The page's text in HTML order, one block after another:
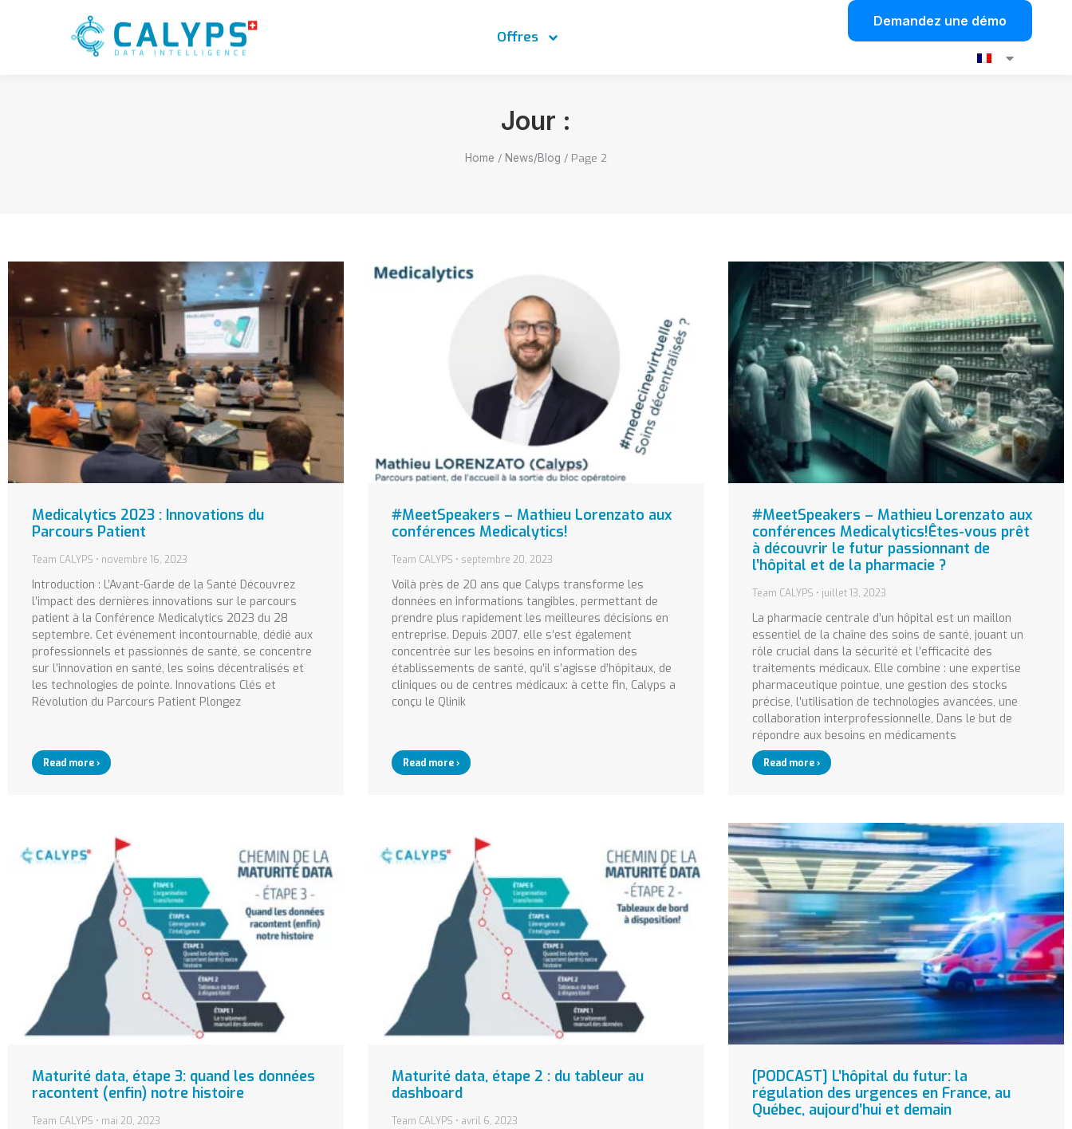
Offres
Demandez une démo
Jour :
Home / News/Blog / Page 2
Medicalytics 2023 : Innovations du
Parcours Patient
Team CALYPS novembre 16, 2023
Introduction : L’Avant-Garde de la Santé Découvrez
l’impact des dernières innovations sur le parcours
patient à la Conférence Medicalytics 2023 du 28
septembre. Cet événement incontournable, dédié aux
professionnels et passionnés de santé, se concentre
sur l’innovation en santé, les soins décentralisés et
les technologies de pointe. Innovations Clés et
Révolution du Parcours Patient Plongez
Read more ›
#MeetSpeakers – Mathieu Lorenzato aux
conférences Medicalytics!
Team CALYPS septembre 20, 2023
Voilà près de 20 ans que Calyps transforme les
données en informations tangibles, permettant de
prendre plus rapidement les meilleures décisions en
entreprise. Depuis 2007, elle s’est également
concentrée sur les besoins en information des
établissements de santé, qu’il s’agisse d’hôpitaux, de
cliniques ou de centres médicaux: à cette fin, Calyps a
conçu le Qlinik
Read more ›
#MeetSpeakers – Mathieu Lorenzato aux
conférences Medicalytics!Êtes-vous prêt
à découvrir le futur passionnant de
l’hôpital et de la pharmacie ?
Team CALYPS juillet 13, 2023
La pharmacie centrale d’un hôpital est un maillon
essentiel de la chaîne des soins de santé, jouant un
rôle crucial dans la sécurité et l’efficacité des
traitements médicaux. Elle combine : une expertise
pharmaceutique pointue, une gestion des stocks
précise, l’utilisation de technologies avancées, une
collaboration interprofessionnelle, Dans le but de
répondre aux besoins en médicaments
Read more ›
Maturité data, étape 3: quand les données
racontent (enfin) notre histoire
Team CALYPS mai 20, 2023
Maturité data, étape 2 : du tableur au
dashboard
Team CALYPS avril 6, 2023
[PODCAST] L’hôpital du futur: la
régulation des urgences en France, au
Québec, aujourd’hui et demain